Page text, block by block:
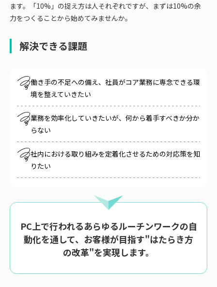
ます。「10%」の捉え方は人それぞれですが、まずは10%の余
力をつくることから始めてみませんか。
解決できる課題
働き手の不足への備え、社員がコア業務に専念できる環
境を整えていきたい
業務を効率化していきたいが、何から着手すべきか分か
らない
社内における取り組みを定着化させるための対応策を知
りたい
PC上で行われるあらゆるルーチンワークの自
動化を通して、お客様が目指す"はたらき方
の改革"を実現します。